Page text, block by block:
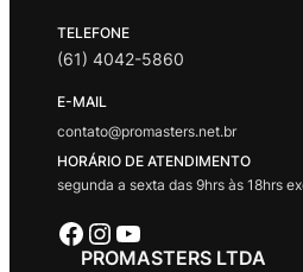
TELEFONE
(61) 4042-5860
E-MAIL
contato@promasters.net.br
HORÁRIO DE ATENDIMENTO
segunda a sexta das 9hrs às 18hrs
Facebook Instagram Youtube
PROMASTERS LTDA